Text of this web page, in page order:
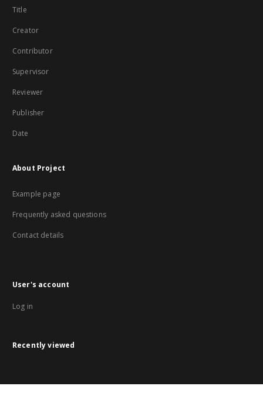
Title
Creator
Contributor
Supervisor
Reviewer
Publisher
Date
About Project
Example page
Frequently asked questions
Contact details
User's account
Log in
Recently viewed